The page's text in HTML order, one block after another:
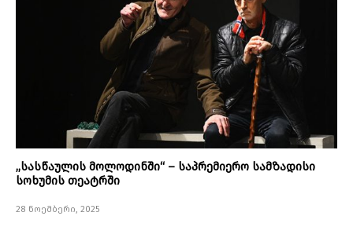
,,სასწაულის მოლოდინში“ – საპრემიერო სამზადისი
სოხუმის თეატრში
28 ნოემბერი, 2025